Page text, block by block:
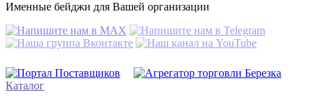
Именные бейджи для Вашей организации
Каталог